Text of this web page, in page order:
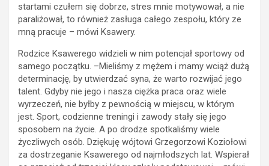
startami czułem się dobrze, stres mnie motywował, a nie
paraliżował, to również zasługa całego zespołu, który ze
mną pracuje – mówi Ksawery.
Rodzice Ksawerego widzieli w nim potencjał sportowy od
samego początku. –Mieliśmy z mężem i mamy wciąż dużą
determinację, by utwierdzać syna, że warto rozwijać jego
talent. Gdyby nie jego i nasza ciężka praca oraz wiele
wyrzeczeń, nie byłby z pewnością w miejscu, w którym
jest. Sport, codzienne treningi i zawody stały się jego
sposobem na życie. A po drodze spotkaliśmy wiele
życzliwych osób. Dziękuję wójtowi Grzegorzowi Koziołowi
za dostrzeganie Ksawerego od najmłodszych lat. Wspierał